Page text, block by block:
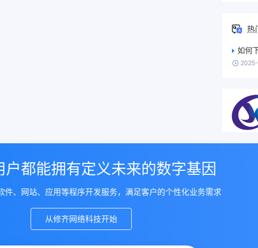
热
如何
户都能拥有定义未来的数字基因
件、网站、应用等程序开发服务，满足客户的个性化业务需求
从修齐网络科技开始